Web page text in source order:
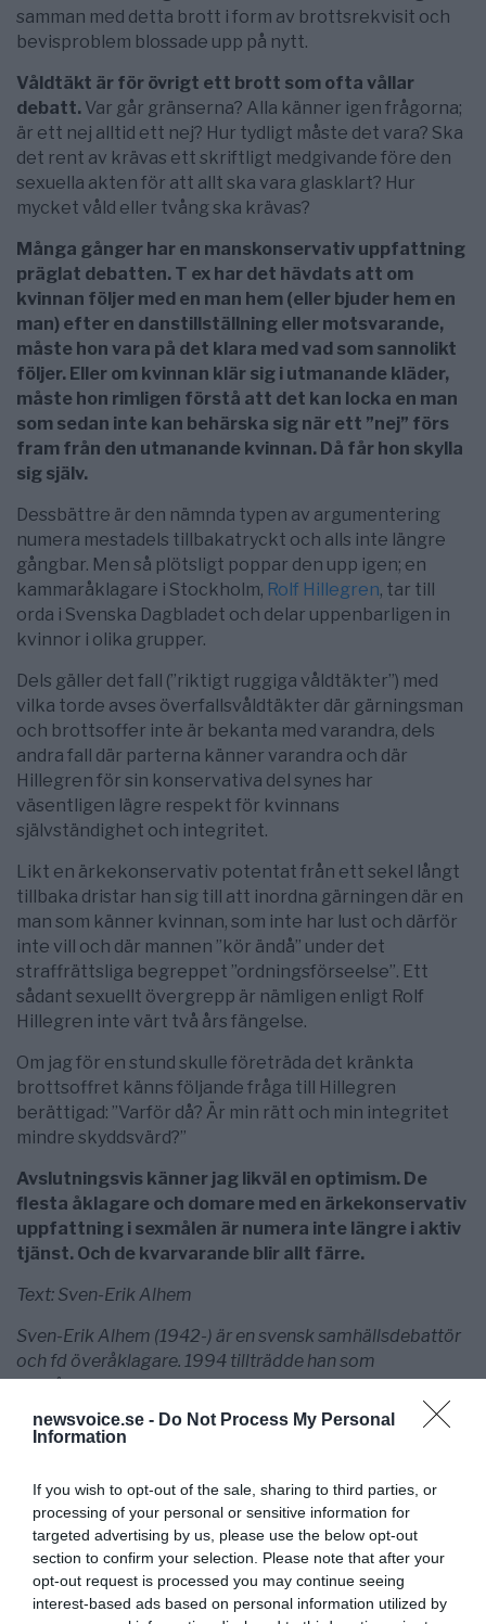
newsvoice.se - Do Not Process My Personal
Information
If you wish to opt-out of the sale, sharing to third parties, or
processing of your personal or sensitive information for
targeted advertising by us, please use the below opt-out
section to confirm your selection. Please note that after your
opt-out request is processed you may continue seeing
interest-based ads based on personal information utilized by
samman med detta brott i form av brottsrekvisit och
bevisproblem blossade upp på nytt.
Våldtäkt är för övrigt ett brott som ofta vållar
debatt. Var går gränserna? Alla känner igen frågorna;
är ett nej alltid ett nej? Hur tydligt måste det vara? Ska
det rent av krävas ett skriftligt medgivande före den
sexuella akten för att allt ska vara glasklart? Hur
mycket våld eller tvång ska krävas?
Många gånger har en manskonservativ uppfattning
präglat debatten. T ex har det hävdats att om
kvinnan följer med en man hem (eller bjuder hem en
man) efter en danstillställning eller motsvarande,
måste hon vara på det klara med vad som sannolikt
följer. Eller om kvinnan klär sig i utmanande kläder,
måste hon rimligen förstå att det kan locka en man
som sedan inte kan behärska sig när ett ”nej” förs
fram från den utmanande kvinnan. Då får hon skylla
sig själv.
Dessbättre är den nämnda typen av argumentering
numera mestadels tillbakatryckt och alls inte längre
gångbar. Men så plötsligt poppar den upp igen; en
kammaråklagare i Stockholm, Rolf Hillegren, tar till
orda i Svenska Dagbladet och delar uppenbarligen in
kvinnor i olika grupper.
Dels gäller det fall (”riktigt ruggiga våldtäkter”) med
vilka torde avses överfallsvåldtäkter där gärningsman
och brottsoffer inte är bekanta med varandra, dels
andra fall där parterna känner varandra och där
Hillegren för sin konservativa del synes har
väsentligen lägre respekt för kvinnans
självständighet och integritet.
Likt en ärkekonservativ potentat från ett sekel långt
tillbaka dristar han sig till att inordna gärningen där en
man som känner kvinnan, som inte har lust och därför
inte vill och där mannen ”kör ändå” under det
straffrättsliga begreppet ”ordningsförseelse”. Ett
sådant sexuellt övergrepp är nämligen enligt Rolf
Hillegren inte värt två års fängelse.
Om jag för en stund skulle företräda det kränkta
brottsoffret känns följande fråga till Hillegren
berättigad: ”Varför då? Är min rätt och min integritet
mindre skyddsvärd?”
Avslutningsvis känner jag likväl en optimism. De
flesta åklagare och domare med en ärkekonservativ
uppfattning i sexmålen är numera inte längre i aktiv
tjänst. Och de kvarvarande blir allt färre.
Text: Sven-Erik Alhem
Sven-Erik Alhem (1942-) är en svensk samhällsdebattör
och fd överåklagare. 1994 tillträdde han som
överåklagare i Stockholm. 1996-2008 var han
överåklagare i Malmö. Som pensionerad är Alhem ofta
anlitad rättsexpert och expertkommentator i
Han gav 2008 ut rättsromanen Advokaten & fru Justitia.
Alhem är sedan 2017 förbundsordförande i
Brottsofferjouren Sverige.